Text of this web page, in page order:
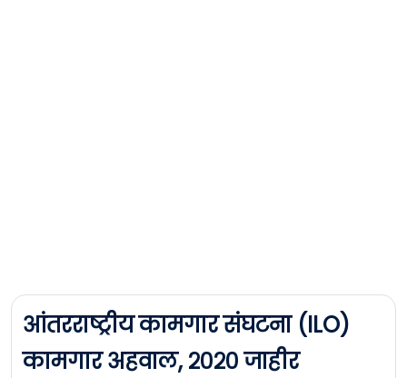
आंतरराष्ट्रीय कामगार संघटना (ILO)
कामगार अहवाल, २०२० जाहीर